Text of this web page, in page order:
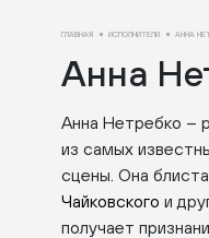
ГЛАВНАЯ ИСПОЛНИТЕЛИ АННА
Анна
Анна Нетребко –
из самых
сцены. Она
Чайковского и
получает